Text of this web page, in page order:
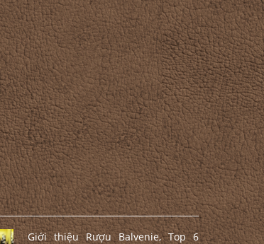
Giới thiệu Rượu Balvenie, Top 6